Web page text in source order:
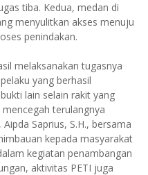
tiba. Kedua, medan di
menyulitkan akses menuju
penindakan.
melaksanakan tugasnya
yang berhasil
lain selain rakit yang
terulangnya
Saprius, S.H., bersama
kepada masyarakat
kegiatan penambangan
aktivitas PETI juga